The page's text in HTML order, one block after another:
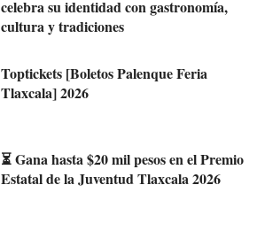
celebra su identidad con gastronomía,
cultura y tradiciones
Toptickets [Boletos Palenque Feria
Tlaxcala] 2026
⏳ Gana hasta $20 mil pesos en el Premio
Estatal de la Juventud Tlaxcala 2026